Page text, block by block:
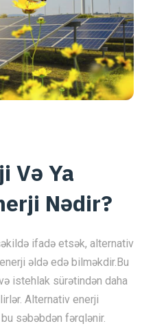
Və Ya
Nədir?
ifadə etsək, alternativ
əldə edə bilməkdir.Bu
istehlak sürətindən daha
Alternativ enerji
səbəbdən fərqlənir.